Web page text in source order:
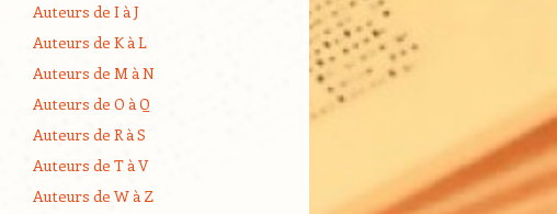
Auteurs de I à J
Auteurs de K à L
Auteurs de M à N
Auteurs de O à Q
Auteurs de R à S
Auteurs de T à V
Auteurs de W à Z